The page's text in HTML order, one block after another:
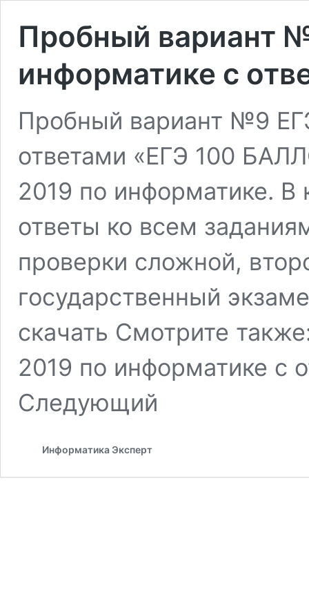
Пробный вариант
информатике с
Пробный вариант №9
ответами «ЕГЭ 100
2019 по информатике. В
ответы ко всем
проверки сложной,
государственный
скачать Смотрите
2019 по информатике с
Следующий
Информатика Эксперт